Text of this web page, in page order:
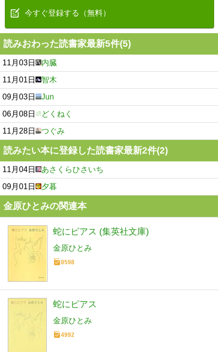
今すぐ登録する（無料）
読みおわった読書家最新5件(5)
11月03日 内臓
11月01日 智木
09月03日 Jun
06月08日 どくねく
11月28日 つぐみ
読みたい本に登録した読書家最新2件(2)
11月04日 あさくらひさいち
09月01日 夕暮
金原ひとみの関連本
蛇にピアス (集英社文庫)
金原ひとみ
8598
蛇にピアス
金原ひとみ
4992